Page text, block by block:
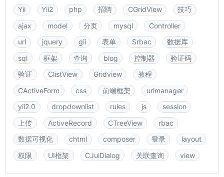
Yii Yii2 php 招聘 CGridView
技巧
ajax
model 分页 mysql
Controller
url
jquery gii 表单 Srbac
数据库
sql
框架 查询 blog 控制器
验证码
验证
ClistView Gridview
教程
CActiveForm
css 前端框架
urlmanager
yii2.0
dropdownlist rules js
session
上传
ActiveRecord CTreeView
rbac
数据可视化
chtml composer 登录
layout
权限
UI框架 CJuiDialog 关联查询 view